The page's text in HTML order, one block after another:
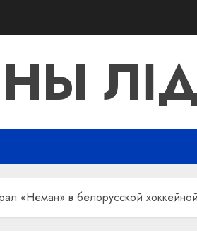
«Неман» в белорусской